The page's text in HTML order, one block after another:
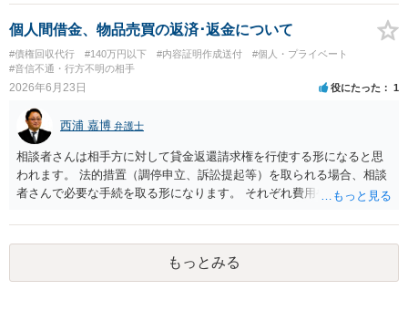
署に被害相談をするようにしてください。 具体的な見通しに関して
は、証拠を拝見する必要があるため、直接弁護士にご相談された方が
良いかと思います。
料します。
個人間借金、物品売買の返済･返金について
#債権回収代行 #140万円以下 #内容証明作成送付
#個人・プライベート
#音信不通・行方不明の相手
2026年6月23日 役にたった 1
西浦 嘉博 弁護士
相談者さんは相手方に対して貸金返還請求権を行使する形になると思
われます。 法的措置（調停申立、訴訟提起等）を取られる場合、相談
者さんで必要な手続を取る形になります。 それぞれ費用や労力、時間
ば回収できないリスクがあることに留意ください。 一般民事となりま
すので、お住まいの地域の市役所での法律相談会の利用や、（資力要
件がありますが）法テラスでの相談を検討ください。
もっとみる